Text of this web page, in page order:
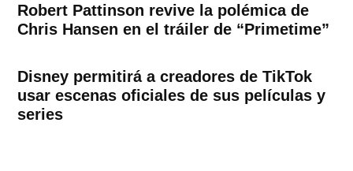
Robert Pattinson revive la polémica de
Chris Hansen en el tráiler de “Primetime”
Disney permitirá a creadores de TikTok
usar escenas oficiales de sus películas y
series